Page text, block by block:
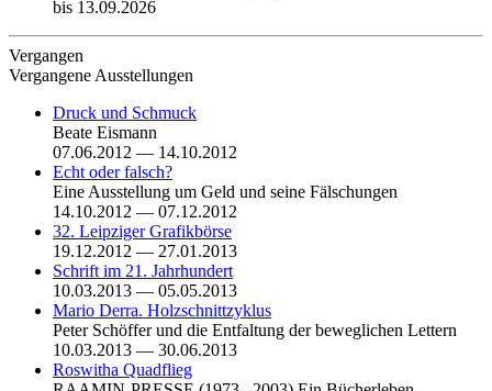
bis 13.09.2026
Vergangen
Vergangene Ausstellungen
Druck und Schmuck
Beate Eismann
07.06.2012 — 14.10.2012
Echt oder falsch?
Eine Ausstellung um Geld und seine Fälschungen
14.10.2012 — 07.12.2012
32. Leipziger Grafikbörse
19.12.2012 — 27.01.2013
Schrift im 21. Jahrhundert
10.03.2013 — 05.05.2013
Mario Derra. Holzschnittzyklus
Peter Schöffer und die Entfaltung der beweglichen Lettern
10.03.2013 — 30.06.2013
Roswitha Quadflieg